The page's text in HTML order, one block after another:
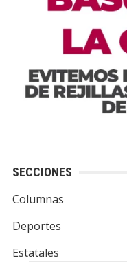
SECCIONES
Columnas
Deportes
Estatales